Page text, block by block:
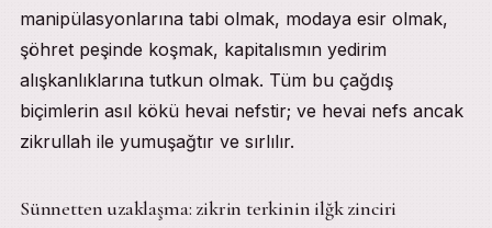
manipülasyonlarına tabi olmak, modaya esir olmak,
şöhret peşinde koşmak, kapitalısmın yedirim
alışkanlıklarına tutkun olmak. Tüm bu çağdış
biçimlerin asıl kökü hevai nefstir; ve hevai nefs ancak
zikrullah ile yumuşağtır ve sırlılır.
Sünnetten uzaklaşma: zikrin terkinin ilğk zinciri